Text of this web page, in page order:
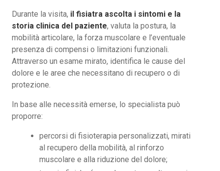
Durante la visita, il fisiatra ascolta i sintomi e la
storia clinica del paziente, valuta la postura, la
mobilità articolare, la forza muscolare e l’eventuale
presenza di compensi o limitazioni funzionali.
Attraverso un esame mirato, identifica le cause del
dolore e le aree che necessitano di recupero o di
protezione.
In base alle necessità emerse, lo specialista può
proporre:
percorsi di fisioterapia personalizzati, mirati
al recupero della mobilità, al rinforzo
muscolare e alla riduzione del dolore;